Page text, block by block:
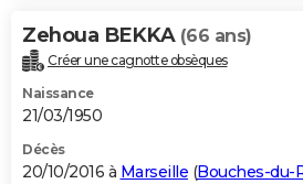
Zehoua BEKKA (66 ans)
Créer une cagnotte obsèques
Naissance
21/03/1950
Décès
20/10/2016 à Marseille (Bouches-du-